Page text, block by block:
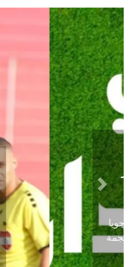
حكاية نجاح
محسن
الأولى
بعد موسم حافل
الدرجة الثانية،
حسم ل...
Previous